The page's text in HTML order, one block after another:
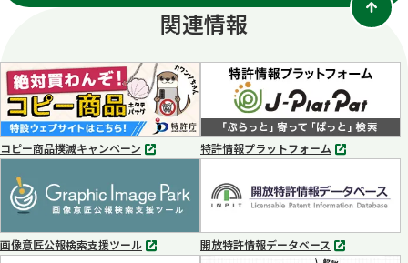
ブ
で
関連情報
コピー商品撲滅キャンペーン
別
で
開
く
特許情報プラットフォーム
別
ブ
で
く
画像意匠公報検索支援ツール
別
開放特許情報データベース
別